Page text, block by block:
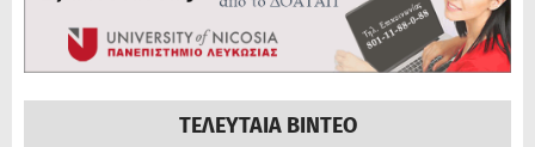
ΤΕΛΕΥΤΑΙΑ ΒΙΝΤΕΟ